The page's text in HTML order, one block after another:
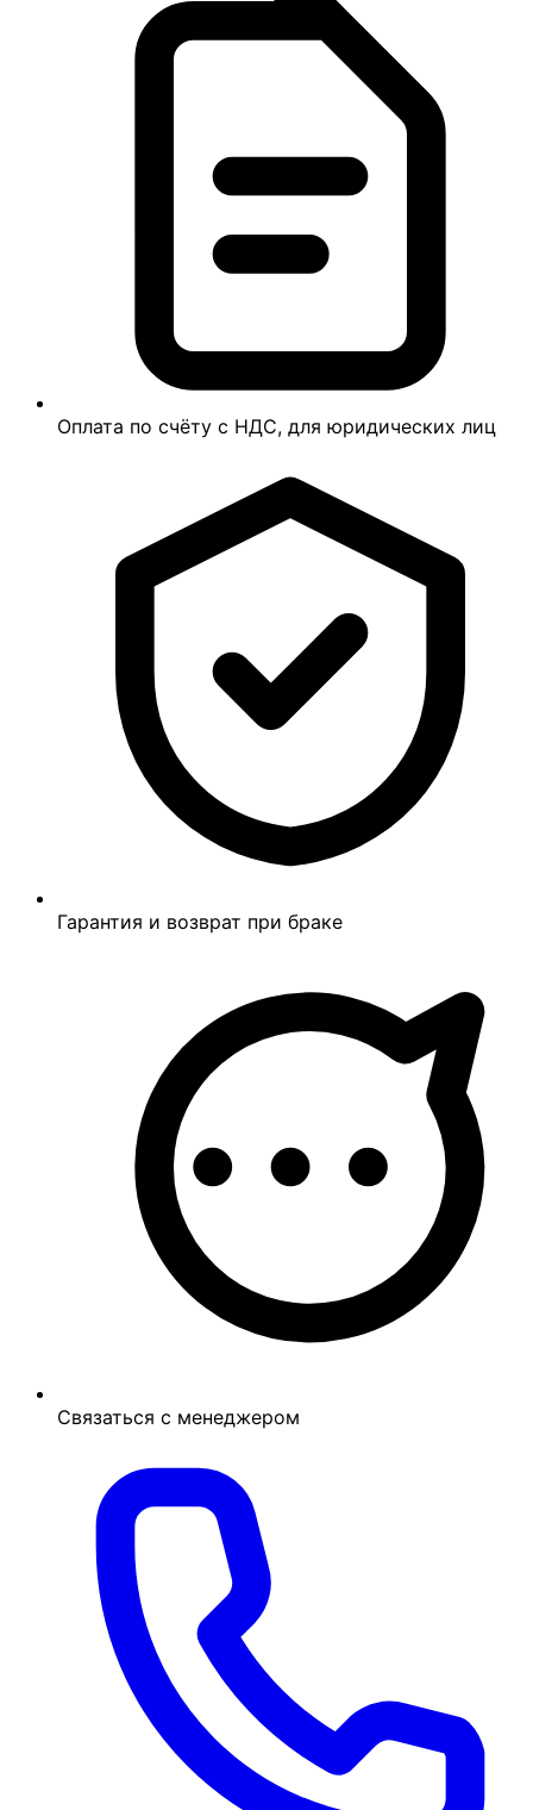
Оплата по счёту с НДС, для юридических лиц
Гарантия и возврат при браке
Связаться с менеджером